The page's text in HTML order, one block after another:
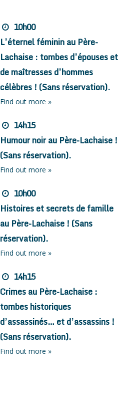
10h00
L’éternel féminin au Père-
Lachaise : tombes d’épouses et
de maîtresses d’hommes
célèbres ! (Sans réservation).
Find out more »
14h15
Humour noir au Père-Lachaise !
(Sans réservation).
Find out more »
10h00
Histoires et secrets de famille
au Père-Lachaise ! (Sans
réservation).
Find out more »
14h15
Crimes au Père-Lachaise :
tombes historiques
d’assassinés… et d’assassins !
(Sans réservation).
Find out more »